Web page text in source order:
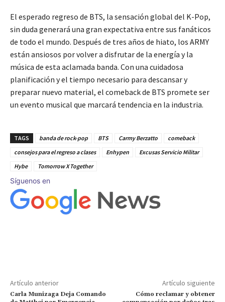
El esperado regreso de BTS, la sensación global del K-Pop,
sin duda generará una gran expectativa entre sus fanáticos
de todo el mundo. Después de tres años de hiato, los ARMY
están ansiosos por volver a disfrutar de la energía y la
música de esta aclamada banda. Con una cuidadosa
planificación y el tiempo necesario para descansar y
preparar nuevo material, el comeback de BTS promete ser
un evento musical que marcará tendencia en la industria.
TAGS banda de rock-pop BTS Carmy Berzatto
comeback
consejos para el regreso a clases
Enhypen
Excusas Servicio Militar
Hybe
Tomorrow X Together
Síguenos en
Artículo anterior
Carla Munizaga Deja Comando
Artículo siguiente
Cómo reclamar y obtener